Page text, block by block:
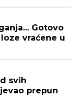
Gotovo
vraćene u
svih
prepun